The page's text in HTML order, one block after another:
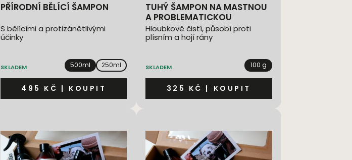
PŘÍRODNÍ BĚLÍCÍ ŠAMPON
S bělícími a protizánětlivými
účinky
SKLADEM 500ml 250ml
495 KČ | KOUPIT
TUHÝ ŠAMPON NA MASTNOU
A PROBLEMATICKOU
POKOŽKU
Hloubkově čistí, působí proti
plísním a hojí rány
SKLADEM 100 g
325 KČ | KOUPIT